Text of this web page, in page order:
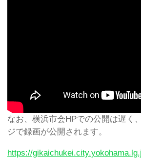
なお、横浜市会HPでの公開は遅く
ジで録画が公開されます。
https://